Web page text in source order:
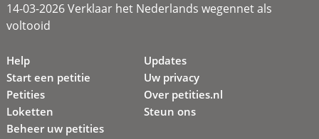
14-03-2026 Verklaar het Nederlands wegennet als
voltooid
Help
Start een petitie
Petities
Loketten
Beheer uw petities
Updates
Uw privacy
Over petities.nl
Steun ons